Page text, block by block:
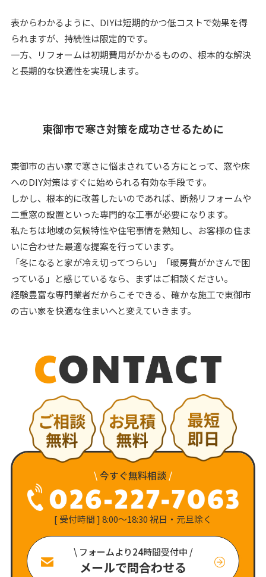
表からわかるように、DIYは短期的かつ低コストで効果を得
られますが、持続性は限定的です。
一方、リフォームは初期費用がかかるものの、根本的な解決
と長期的な快適性を実現します。
東御市で寒さ対策を成功させるために
東御市の古い家で寒さに悩まされている方にとって、窓や床
へのDIY対策はすぐに始められる有効な手段です。
しかし、根本的に改善したいのであれば、断熱リフォームや
二重窓の設置といった専門的な工事が必要になります。
私たちは地域の気候特性や住宅事情を熟知し、お客様の住ま
いに合わせた最適な提案を行っています。
「冬になると家が冷え切ってつらい」「暖房費がかさんで困
っている」と感じているなら、まずはご相談ください。
経験豊富な専門業者だからこそできる、確かな施工で東御市
の古い家を快適な住まいへと変えていきます。
\今すぐ無料相談 /
[ 受付時間 ] 8:00〜18:30 祝日・元旦除く
\ フォームより24時間受付中 /
メールで問合わせる